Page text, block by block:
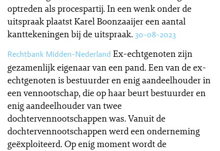
optreden als procespartij. In een wenk onder de
uitspraak plaatst Karel Boonzaaijer een aantal
kanttekeningen bij de uitspraak. 30-08-2023
Rechtbank Midden-Nederland Ex-echtgenoten zijn
gezamenlijk eigenaar van een pand. Een van de ex-
echtgenoten is bestuurder en enig aandeelhouder in
een vennootschap, die op haar beurt bestuurder en
enig aandeelhouder van twee
dochtervennootschappen was. Vanuit de
dochtervennootschappen werd een onderneming
geëxploiteerd. Op enig moment wordt de